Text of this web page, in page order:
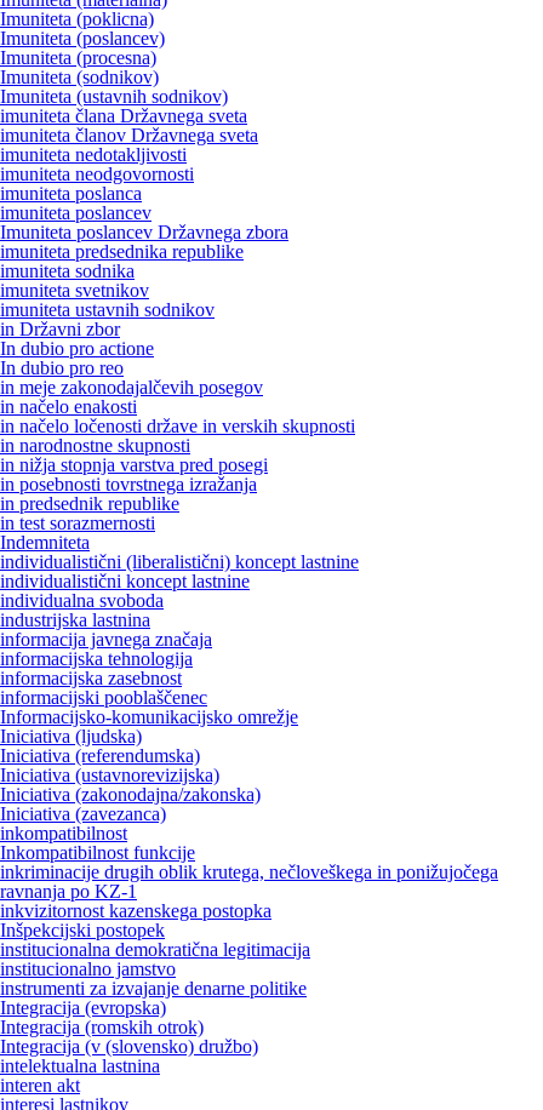
Imuniteta (poklicna)
Imuniteta (poslancev)
Imuniteta (procesna)
Imuniteta (sodnikov)
Imuniteta (ustavnih sodnikov)
imuniteta člana Državnega sveta
imuniteta članov Državnega sveta
imuniteta nedotakljivosti
imuniteta neodgovornosti
imuniteta poslanca
imuniteta poslancev
Imuniteta poslancev Državnega zbora
imuniteta predsednika republike
imuniteta sodnika
imuniteta svetnikov
imuniteta ustavnih sodnikov
in Državni zbor
In dubio pro actione
In dubio pro reo
in meje zakonodajalčevih posegov
in načelo enakosti
in načelo ločenosti države in verskih skupnosti
in narodnostne skupnosti
in nižja stopnja varstva pred posegi
in posebnosti tovrstnega izražanja
in predsednik republike
in test sorazmernosti
Indemniteta
individualistični (liberalistični) koncept lastnine
individualistični koncept lastnine
individualna svoboda
industrijska lastnina
informacija javnega značaja
informacijska tehnologija
informacijska zasebnost
informacijski pooblaščenec
Informacijsko-komunikacijsko omrežje
Iniciativa (ljudska)
Iniciativa (referendumska)
Iniciativa (ustavnorevizijska)
Iniciativa (zakonodajna/zakonska)
Iniciativa (zavezanca)
inkompatibilnost
Inkompatibilnost funkcije
inkriminacije drugih oblik krutega, nečloveškega in ponižujočega
ravnanja po KZ-1
inkvizitornost kazenskega postopka
Inšpekcijski postopek
institucionalna demokratična legitimacija
institucionalno jamstvo
instrumenti za izvajanje denarne politike
Integracija (evropska)
Integracija (romskih otrok)
Integracija (v (slovensko) družbo)
intelektualna lastnina
interen akt
interesi lastnikov